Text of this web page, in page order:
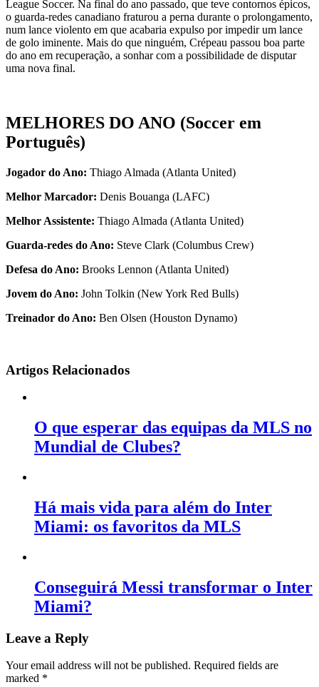
League Soccer. Na final do ano passado, que teve contornos épicos,
o guarda-redes canadiano fraturou a perna durante o prolongamento,
num lance violento em que acabaria expulso por impedir um lance
de golo iminente. Mais do que ninguém, Crépeau passou boa parte
do ano em recuperação, a sonhar com a possibilidade de disputar
uma nova final.
MELHORES DO ANO (Soccer em
Português)
Jogador do Ano: Thiago Almada (Atlanta United)
Melhor Marcador: Denis Bouanga (LAFC)
Melhor Assistente: Thiago Almada (Atlanta United)
Guarda-redes do Ano: Steve Clark (Columbus Crew)
Defesa do Ano: Brooks Lennon (Atlanta United)
Jovem do Ano: John Tolkin (New York Red Bulls)
Treinador do Ano: Ben Olsen (Houston Dynamo)
Artigos Relacionados
O que esperar das equipas da MLS no
Mundial de Clubes?
Há mais vida para além do Inter
Miami: os favoritos da MLS
Conseguirá Messi transformar o Inter
Miami?
Leave a Reply
Your email address will not be published. Required fields are
marked *